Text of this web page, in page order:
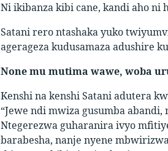
Ni ikibanza kibi cane, kandi aho
Satani rero ntashaka yuko
agerageza kudusamaza adushire
None mu mutima wawe, woba
Kenshi na kenshi Satani adutera
“Jewe ndi mwiza gusumba
Ntegerezwa guharanira ivyo
barabesha, nanje nyene